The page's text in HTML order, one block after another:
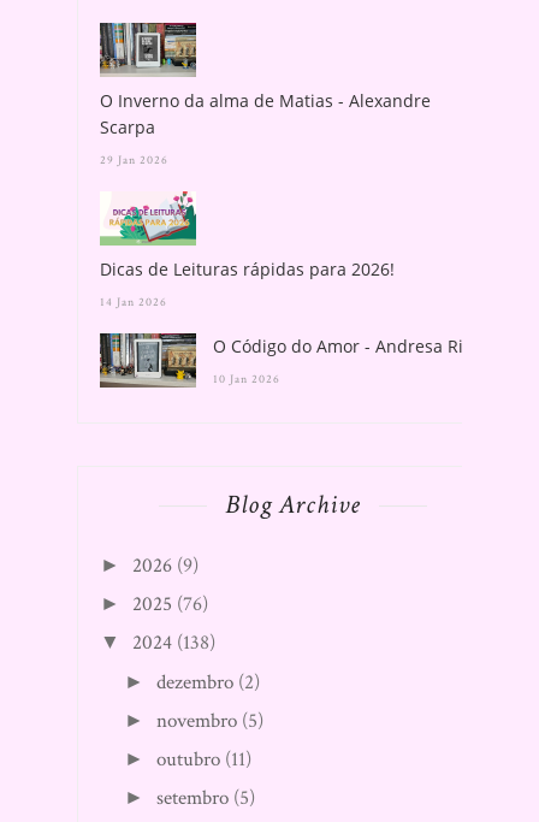
O Inverno da alma de Matias - Alexandre
Scarpa
29 Jan 2026
Dicas de Leituras rápidas para 2026!
14 Jan 2026
O Código do Amor - Andresa Rios
10 Jan 2026
Blog Archive
► 2026 (9)
► 2025 (76)
▼ 2024 (138)
►dezembro (2)
►novembro (5)
►outubro (11)
►setembro (5)